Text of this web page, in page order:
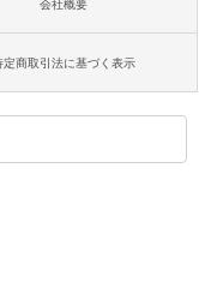
会社概要
定商取引法に基づく表示